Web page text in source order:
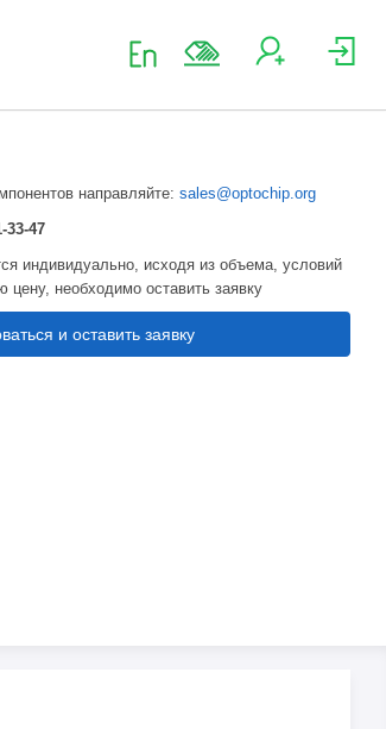
направляйте:sales@optochip.org
33-47
индивидуально, исходя из объема, условий
цену, необходимо оставить заявку
и оставить заявку